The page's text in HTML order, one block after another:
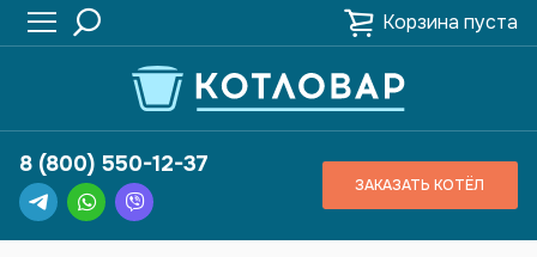
Корзина пуста
8 (800) 550-12-37
ЗАКАЗАТЬ КОТЁЛ